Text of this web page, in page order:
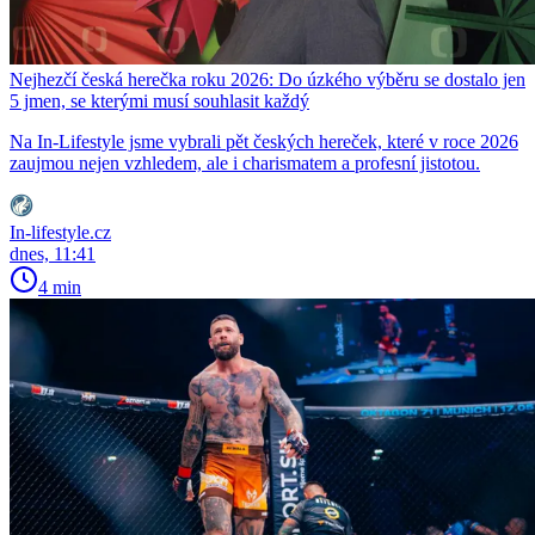
Nejhezčí česká herečka roku 2026: Do úzkého výběru se dostalo jen
5 jmen, se kterými musí souhlasit každý
Na In-Lifestyle jsme vybrali pět českých hereček, které v roce 2026
zaujmou nejen vzhledem, ale i charismatem a profesní jistotou.
In-lifestyle.cz
dnes, 11:41
4 min